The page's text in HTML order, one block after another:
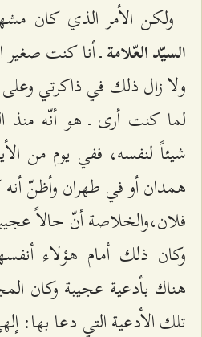
ولكن الأمر الذي كان
السيّد العّلامةـ أنا كنت
ولا زال ذلك في ذاكرتي
لما كنت أرى ـ هو أنّه منذ
شيئاً لنفسه، ففي يوم من
همدان أو في طهران وأظنّ
فلان،والخلاصة أنّ حالاً
وكان ذلك أمام هؤلاء
هناك بأدعية عجيبة وكان
تلك الأدعية التي دعا بها: